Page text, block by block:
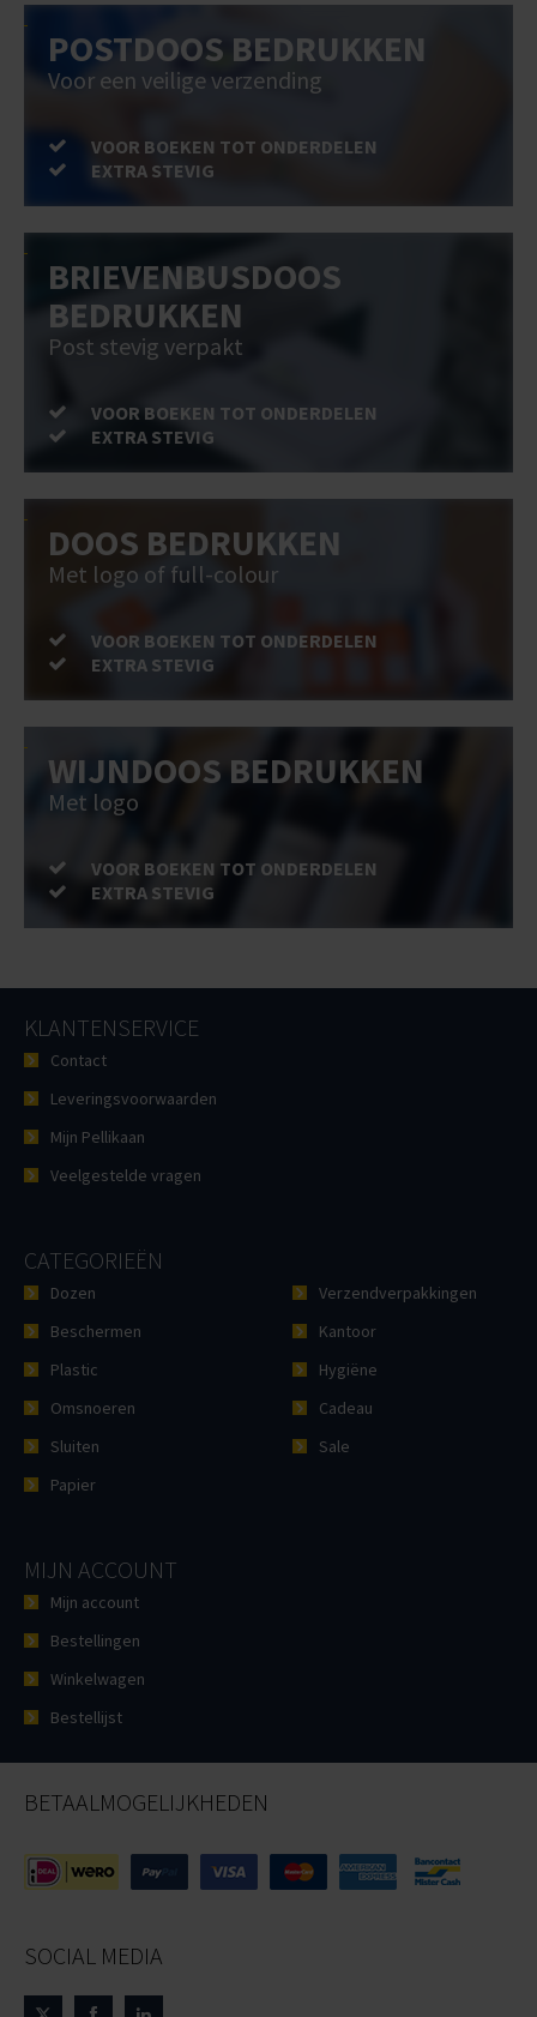
POSTDOOS BEDRUKKEN
Voor een veilige verzending
VOOR BOEKEN TOT ONDERDELEN
EXTRA STEVIG
BRIEVENBUSDOOS
BEDRUKKEN
Post stevig verpakt
VOOR BOEKEN TOT ONDERDELEN
EXTRA STEVIG
DOOS BEDRUKKEN
Met logo of full-colour
VOOR BOEKEN TOT ONDERDELEN
EXTRA STEVIG
WIJNDOOS BEDRUKKEN
Met logo
VOOR BOEKEN TOT ONDERDELEN
EXTRA STEVIG
KLANTENSERVICE
Contact
Leveringsvoorwaarden
Mijn Pellikaan
Veelgestelde vragen
CATEGORIEËN
Dozen
Beschermen
Plastic
Omsnoeren
Sluiten
Papier
Verzendverpakkingen
Kantoor
Hygiëne
Cadeau
Sale
MIJN ACCOUNT
Mijn account
Bestellingen
Winkelwagen
Bestellijst
BETAALMOGELIJKHEDEN
SOCIAL MEDIA